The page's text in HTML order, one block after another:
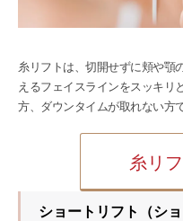
糸リフトは、切開せずに頬や顎
えるフェイスラインをスッキリ
方、ダウンタイムが取れない方
糸リ
ショートリフト（シ